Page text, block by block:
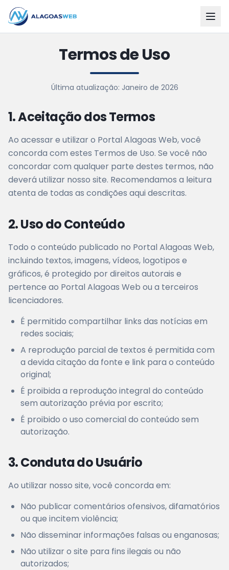
Termos de Uso
Última atualização: Janeiro de 2026
1. Aceitação dos Termos
Ao acessar e utilizar o Portal Alagoas Web, você
concorda com estes Termos de Uso. Se você não
concordar com qualquer parte destes termos, não
deverá utilizar nosso site. Recomendamos a leitura
atenta de todas as condições aqui descritas.
2. Uso do Conteúdo
Todo o conteúdo publicado no Portal Alagoas Web,
incluindo textos, imagens, vídeos, logotipos e
gráficos, é protegido por direitos autorais e
pertence ao Portal Alagoas Web ou a terceiros
licenciadores.
É permitido compartilhar links das notícias em
redes sociais;
A reprodução parcial de textos é permitida com
a devida citação da fonte e link para o conteúdo
original;
É proibida a reprodução integral do conteúdo
sem autorização prévia por escrito;
É proibido o uso comercial do conteúdo sem
autorização.
3. Conduta do Usuário
Ao utilizar nosso site, você concorda em:
Não publicar comentários ofensivos, difamatórios
ou que incitem violência;
Não disseminar informações falsas ou enganosas;
Não utilizar o site para fins ilegais ou não
autorizados;